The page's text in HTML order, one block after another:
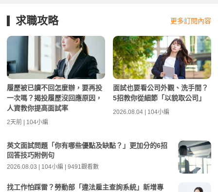
求職攻略 更多訂閱內容
履歷被已讀不回怎麼辦，要再投
一次嗎？揭投履歷沒回應原因，
人資教你提高面試率
2天前 | 104小編
面試也要看公司外觀、洗手間？
5招教你從細節「以貌取公司」
2026.08.04 | 104小編
英文面試問題「你有哪些優點及缺點？」更加分的6招
回答技巧附例句
2026.08.03 | 104小編 | 9491觀看數
找工作怕踩雷？勞動部「違法雇主查詢系統」新增專